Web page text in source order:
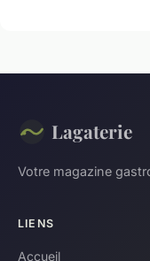
Lagaterie
Votre magazine
LIENS
Accueil